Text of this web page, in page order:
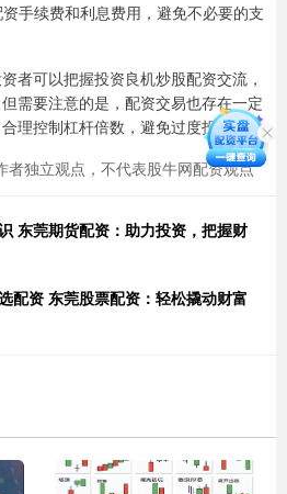
手续费和利息费用，避免不必要的支
者可以把握投资良机炒股配资交流，
需要注意的是，配资交易也存在一定
理控制杠杆倍数，避免过度投机。
者独立观点，不代表股牛网配资观点
东莞期货配资：助力投资，把握财
配资 东莞股票配资：轻松撬动财富